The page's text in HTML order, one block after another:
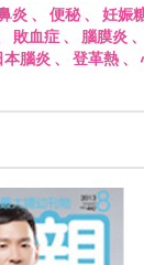
炎 、 便秘、 妊娠
敗血症、 腦膜炎 、
本腦炎 、 登革熱、